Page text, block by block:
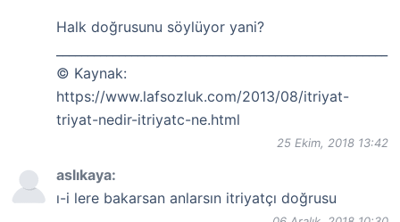
Halk doğrusunu söylüyor yani?
© Kaynak:
https://www.lafsozluk.com/2013/08/itriyat-
triyat-nedir-itriyatc-ne.html
25 Ekim, 2018 13:42
aslıkaya:
ı-i lere bakarsan anlarsın itriyatçı doğrusu